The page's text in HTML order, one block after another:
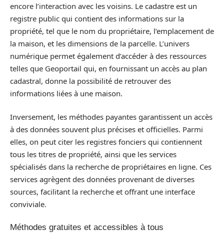
encore l’interaction avec les voisins. Le cadastre est un
registre public qui contient des informations sur la
propriété, tel que le nom du propriétaire, l’emplacement de
la maison, et les dimensions de la parcelle. L’univers
numérique permet également d’accéder à des ressources
telles que Geoportail qui, en fournissant un accès au plan
cadastral, donne la possibilité de retrouver des
informations liées à une maison.
Inversement, les méthodes payantes garantissent un accès
à des données souvent plus précises et officielles. Parmi
elles, on peut citer les registres fonciers qui contiennent
tous les titres de propriété, ainsi que les services
spécialisés dans la recherche de propriétaires en ligne. Ces
services agrègent des données provenant de diverses
sources, facilitant la recherche et offrant une interface
conviviale.
Méthodes gratuites et accessibles à tous